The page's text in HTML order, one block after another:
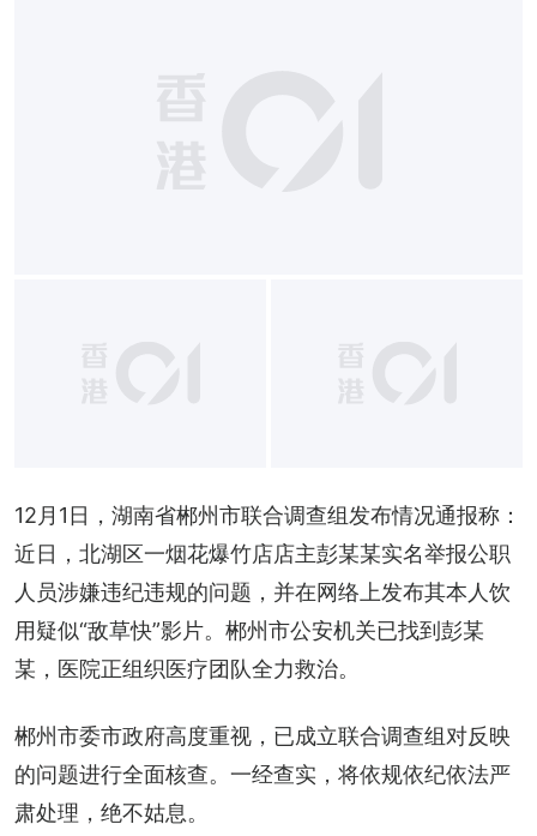
12月1日，湖南省郴州市联合调查组发布情况通报称：
近日，北湖区一烟花爆竹店店主彭某某实名举报公职
人员涉嫌违纪违规的问题，并在网络上发布其本人饮
用疑似“敌草快”影片。郴州市公安机关已找到彭某
某，医院正组织医疗团队全力救治。
郴州市委市政府高度重视，已成立联合调查组对反映
的问题进行全面核查。一经查实，将依规依纪依法严
肃处理，绝不姑息。